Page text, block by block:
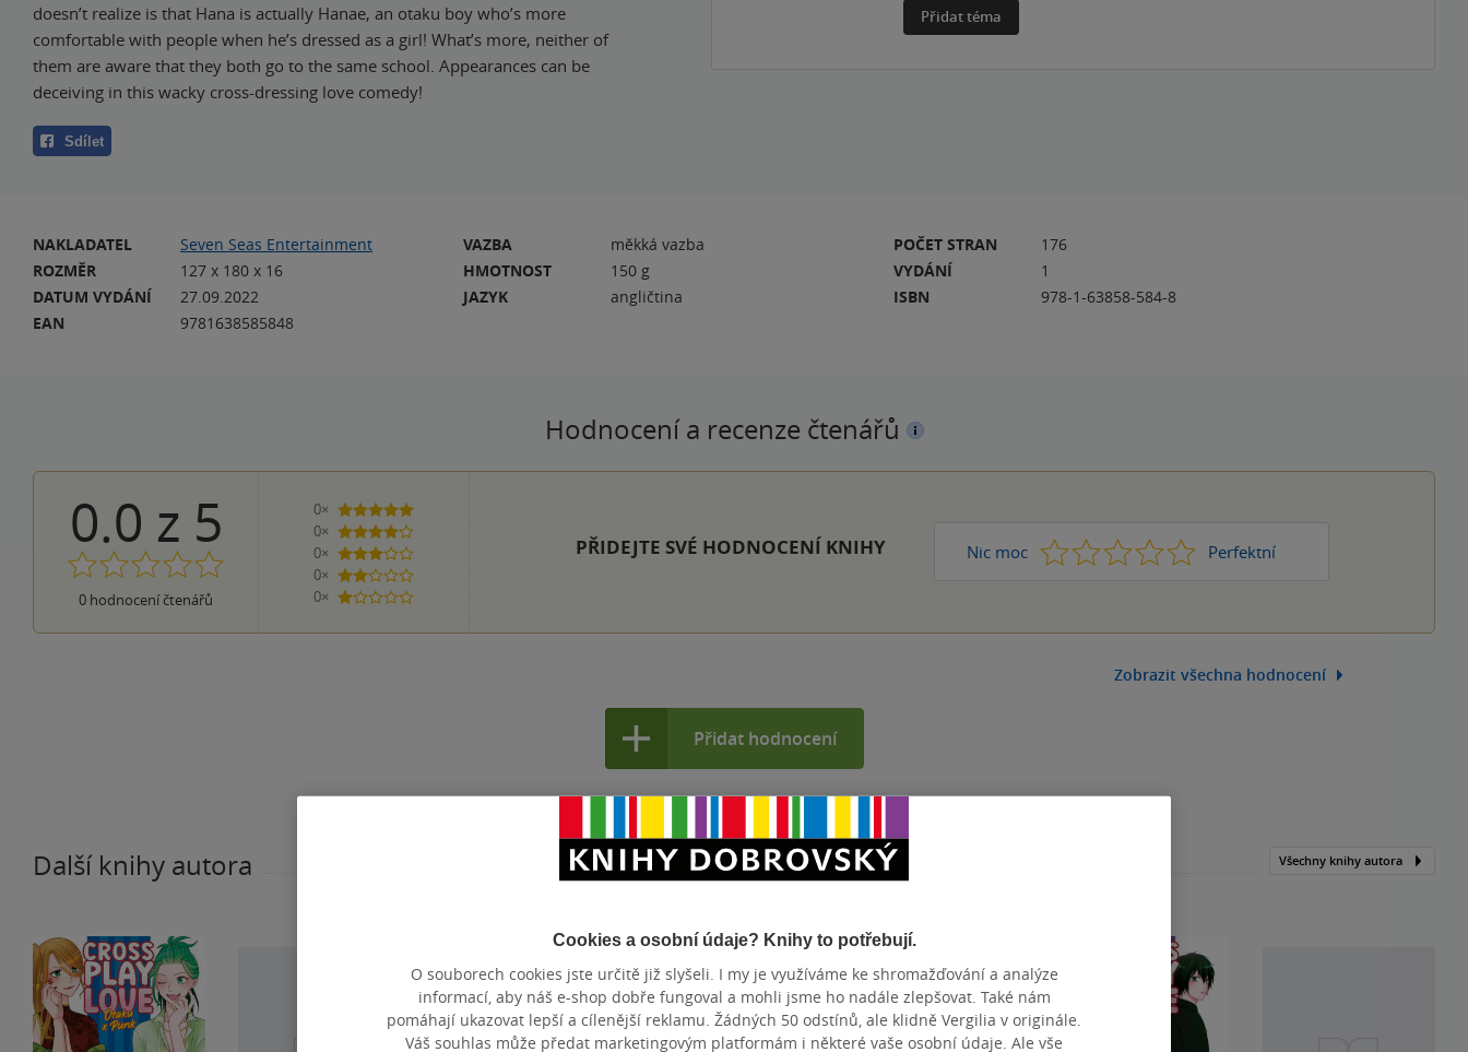
doesn’t realize is that Hana is actually Hanae, an otaku boy who’s more
comfortable with people when he’s dressed as a girl! What’s more, neither of
them are aware that they both go to the same school. Appearances can be
deceiving in this wacky cross-dressing love comedy!
Sdílet
Přidat téma
NAKLADATEL
Seven Seas Entertainment
ROZMĚR
127 x 180 x 16
DATUM VYDÁNÍ
27.09.2022
EAN
9781638585848
VAZBA
měkká vazba
HMOTNOST
150 g
JAZYK
angličtina
POČET STRAN
176
VYDÁNÍ
1
ISBN
978-1-63858-584-8
Hodnocení a recenze čtenářů
0.0 z 5
0 hodnocení čtenářů
0×
5 hvězdiček
0×
4 hvězdičky
0×
3 hvězdičky
0×
2 hvězdičky
0×
1 hvezdička
PŘIDEJTE SVÉ HODNOCENÍ KNIHY Nic moc 1 2 3 4 Perfektní
5
Zobrazit všechna hodnocení
Přidat hodnocení
Další knihy autora Všechny knihy autora
Cookies a osobní údaje? Knihy to potřebují.
O souborech cookies jste určitě již slyšeli. I my je využíváme ke shromažďování a analýze
informací, aby náš e-shop dobře fungoval a mohli jsme ho nadále zlepšovat. Také nám
pomáhají ukazovat lepší a cílenější reklamu. Žádných 50 odstínů, ale klidně Vergilia v originále.
Váš souhlas může předat marketingovým platformám i některé vaše osobní údaje. Ale vše